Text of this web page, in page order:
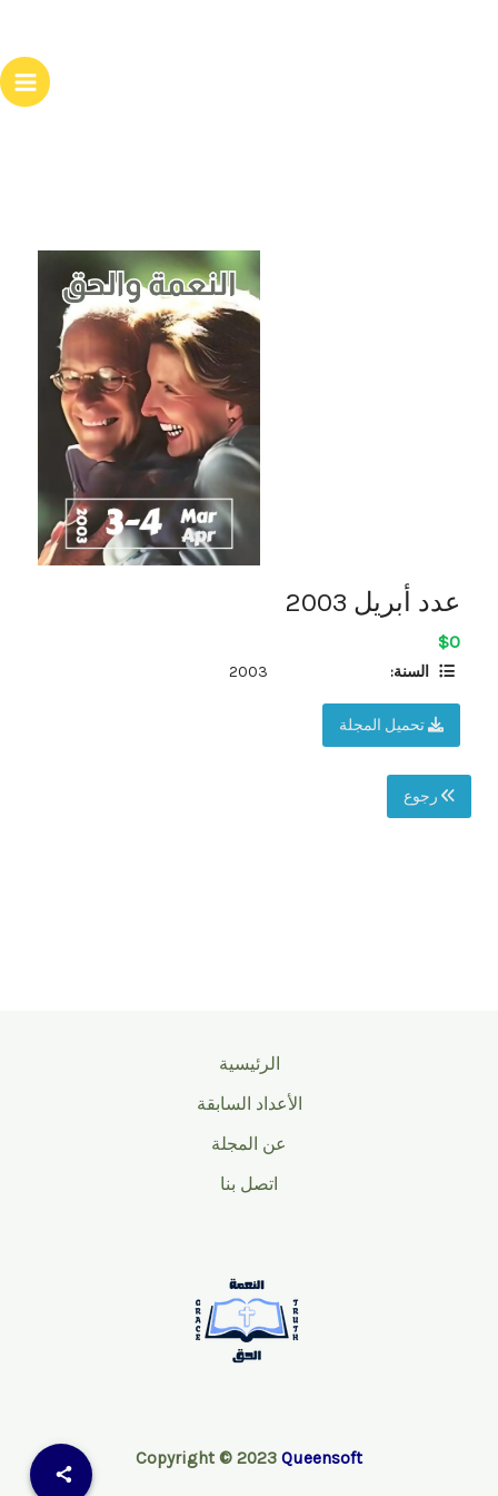
عدد أبريل 2003
$0
السنة: 2003
تحميل المجلة
رجوع
الرئيسية
الأعداد السابقة
عن المجلة
اتصل بنا
Copyright © 2023 Queensoft